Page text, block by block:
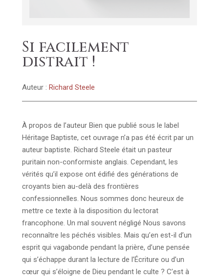
Si facilement
distrait !
Auteur : Richard Steele
À propos de l’auteur Bien que publié sous le label
Héritage Baptiste, cet ouvrage n’a pas été écrit par un
auteur baptiste. Richard Steele était un pasteur
puritain non-conformiste anglais. Cependant, les
vérités qu’il expose ont édifié des générations de
croyants bien au-delà des frontières
confessionnelles. Nous sommes donc heureux de
mettre ce texte à la disposition du lectorat
francophone. Un mal souvent négligé Nous savons
reconnaître les péchés visibles. Mais qu’en est-il d’un
esprit qui vagabonde pendant la prière, d’une pensée
qui s’échappe durant la lecture de l’Écriture ou d’un
cœur qui s’éloigne de Dieu pendant le culte ? C’est à